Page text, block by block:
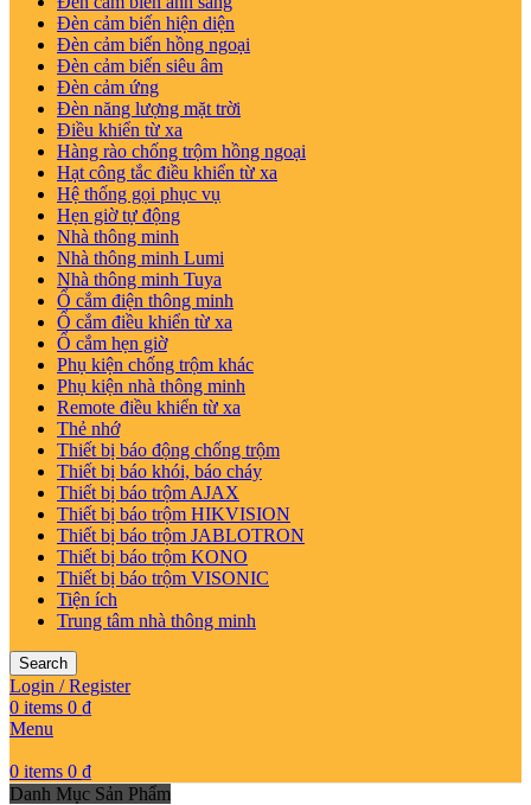
Đèn cảm biến hiện diện
Đèn cảm biến hồng ngoại
Đèn cảm biến siêu âm
Đèn cảm ứng
Đèn năng lượng mặt trời
Điều khiển từ xa
Hàng rào chống trộm hồng ngoại
Hạt công tắc điều khiển từ xa
Hệ thống gọi phục vụ
Hẹn giờ tự động
Nhà thông minh
Nhà thông minh Lumi
Nhà thông minh Tuya
Ổ cắm điện thông minh
Ổ cắm điều khiển từ xa
Ổ cắm hẹn giờ
Phụ kiện chống trộm khác
Phụ kiện nhà thông minh
Remote điều khiển từ xa
Thẻ nhớ
Thiết bị báo động chống trộm
Thiết bị báo khói, báo cháy
Thiết bị báo trộm AJAX
Thiết bị báo trộm HIKVISION
Thiết bị báo trộm JABLOTRON
Thiết bị báo trộm KONO
Thiết bị báo trộm VISONIC
Tiện ích
Trung tâm nhà thông minh
Search
Login / Register
0 items 0 ₫
Menu
0 items 0 ₫
Danh Mục Sản Phẩm